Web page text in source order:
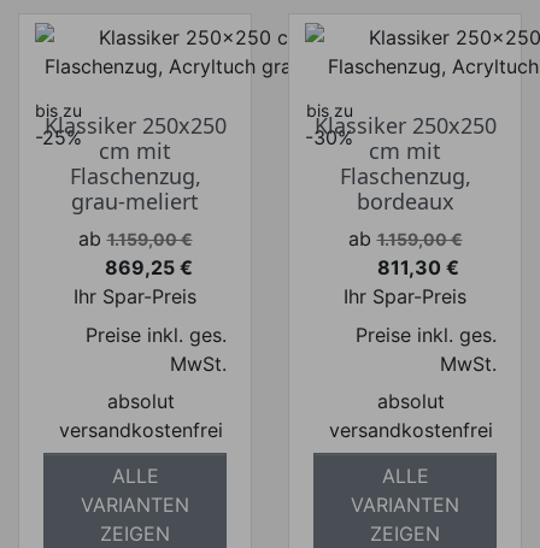
bis zu
-25%
Klassiker 250x250
cm mit
Flaschenzug,
grau-meliert
Verkaufspreis
ab 1.159,00 €
Preis
869,25 €
Ihr Spar-Preis
Preise inkl. ges.
MwSt.
absolut
versandkostenfrei
ALLE
VARIANTEN
ZEIGEN
bis zu
-30%
Klassiker 250x250
cm mit
Flaschenzug,
bordeaux
Verkaufspreis
ab 1.159,00 €
Preis
811,30 €
Ihr Spar-Preis
Preise inkl. ges.
MwSt.
absolut
versandkostenfrei
ALLE
VARIANTEN
ZEIGEN